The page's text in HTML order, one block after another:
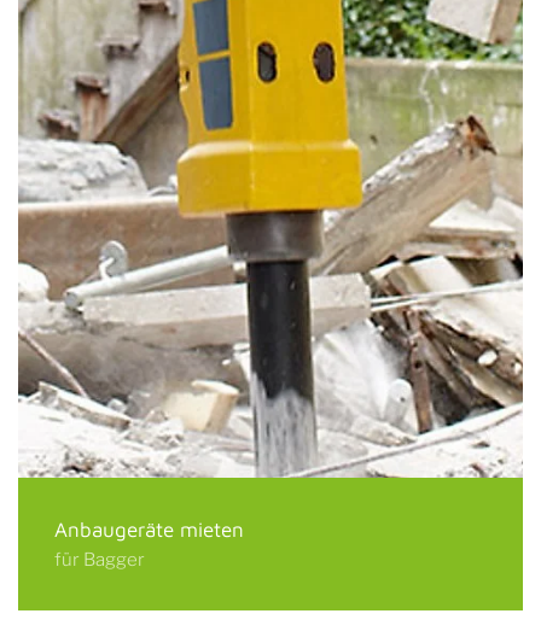
Anbaugeräte mieten
für Bagger